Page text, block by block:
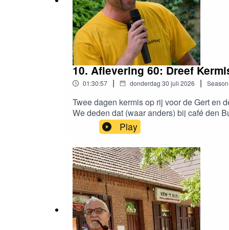
10. Aflevering 60: Dreef
01:30:57 | donderdag 30 juli 2026 | Season
Twee dagen kermis op rij voor de Gert en
We deden dat (waar anders) bij café den
iets wist over Dreef Kermis of er ooit
Play